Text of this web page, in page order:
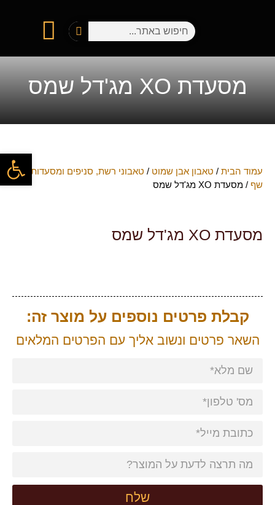
מסעדת XO מג'דל שמס
עמוד הבית / טאבון אבן שמוט / טאבוני רשת, סניפים ומסעדות
שף / מסעדת XO מג'דל שמס
מסעדת XO מג'דל שמס
קבלת פרטים נוספים על מוצר זה:
השאר פרטים ונשוב אליך עם הפרטים המלאים
שלח